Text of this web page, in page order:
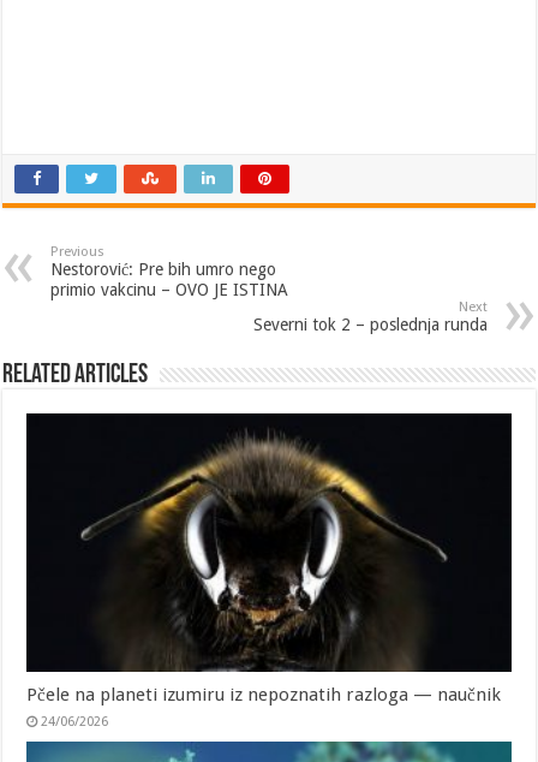
Previous
Nestorović: Pre bih umro nego
primio vakcinu – OVO JE ISTINA
Next
Severni tok 2 – poslednja runda
Related Articles
Pčele na planeti izumiru iz nepoznatih razloga — naučnik
24/06/2026